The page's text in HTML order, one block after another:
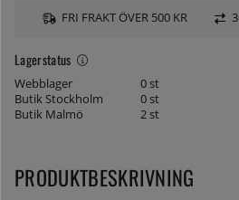
Lagerstatus
Webblager
0 st
Butik Stockholm
0 st
Butik Malmö
2 st
FRI FRAKT ÖVER 500 KR
PRODUKTBESKRIVNING